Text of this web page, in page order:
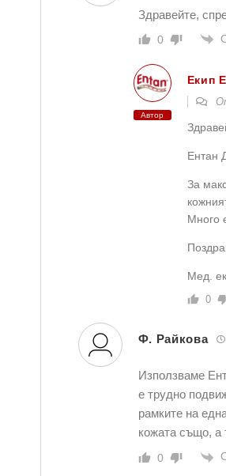
Здравейте,
0
Автор
Екип
Ентан
За
Много
Мед.
0
Ф. Райкова
Използваме
е трудно
рамките на
кожата също, а
0